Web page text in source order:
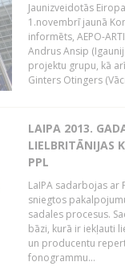
Jaunizveidotās
1.novembrī jaunā
informēts, AEPO-
Andrus Ansip
projektu grupu, kā
Ginters Otingers
LAIPA 2013.
LIELBRITĀNIJAS
PPL
LaIPA sadarbojas
sniegtos
sadales procesus.
bāzi, kurā ir iekļauti
un producentu
fonogrammu...